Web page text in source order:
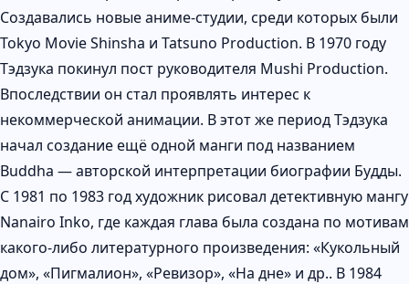
Создавались новые аниме-студии, среди которых были
Tokyo Movie Shinsha и Tatsuno Production. В 1970 году
Тэдзука покинул пост руководителя Mushi Production.
Впоследствии он стал проявлять интерес к
некоммерческой анимации. В этот же период Тэдзука
начал создание ещё одной манги под названием
Buddha — авторской интерпретации биографии Будды.
С 1981 по 1983 год художник рисовал детективную мангу
Nanairo Inko, где каждая глава была создана по мотивам
какого-либо литературного произведения: «Кукольный
дом», «Пигмалион», «Ревизор», «На дне» и др.. В 1984